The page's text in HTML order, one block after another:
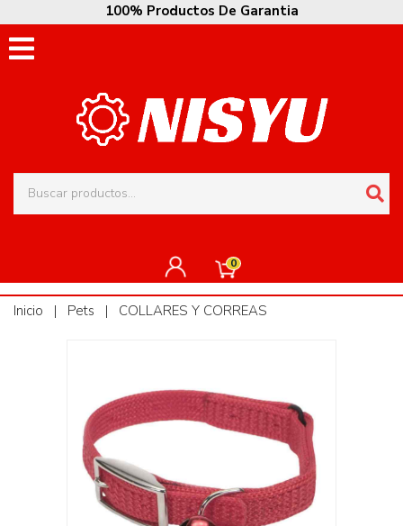
100% Productos De Garantia
0
Inicio | Pets | COLLARES Y CORREAS